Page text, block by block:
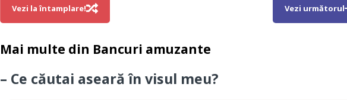
Vezi la întamplare! Vezi următorul
Mai multe din Bancuri amuzante
– Ce căutai aseară în visul meu?